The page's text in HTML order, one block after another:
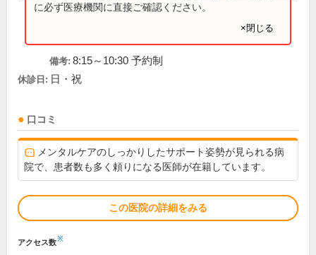
に必ず医療機関に直接ご確認ください。
×閉じる
備考: 8:15～10:30 予約制
休診日: 日・祝
口コミ
メンタルケアのしっかりしたサポート姿勢が見られる病
院で、患者数も多く頼りになる医師が在籍しています。
この医院の詳細をみる
アクセス数※